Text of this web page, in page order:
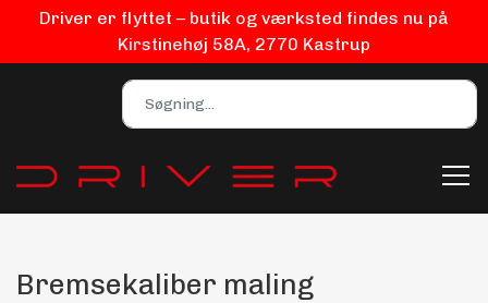
Driver er flyttet – butik og værksted findes nu på
Kirstinehøj 58A, 2770 Kastrup
Bilpleje
Bremsekaliber maling